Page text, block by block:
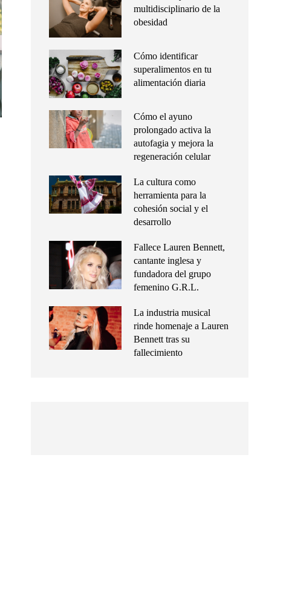
multidisciplinario de la
obesidad
Cómo identificar
superalimentos en tu
alimentación diaria
Cómo el ayuno
prolongado activa la
autofagia y mejora la
regeneración celular
La cultura como
herramienta para la
cohesión social y el
desarrollo
Fallece Lauren Bennett,
cantante inglesa y
fundadora del grupo
femenino G.R.L.
La industria musical
rinde homenaje a Lauren
Bennett tras su
fallecimiento